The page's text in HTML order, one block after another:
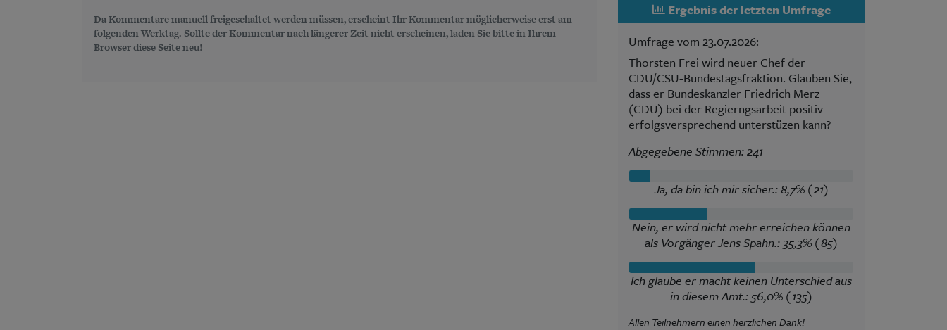
Da Kommentare manuell freigeschaltet werden müssen, erscheint Ihr Kommentar möglicherweise erst am
folgenden Werktag. Sollte der Kommentar nach längerer Zeit nicht erscheinen, laden Sie bitte in Ihrem
Browser diese Seite neu!
Ergebnis der letzten Umfrage
Umfrage vom 23.07.2026:
Thorsten Frei wird neuer Chef der
CDU/CSU-Bundestagsfraktion. Glauben Sie,
dass er Bundeskanzler Friedrich Merz
(CDU) bei der Regierngsarbeit positiv
erfolgsversprechend unterstüzen kann?
Abgegebene Stimmen: 241
Ja, da bin ich mir sicher.: 8,7% (21)
Nein, er wird nicht mehr erreichen können
als Vorgänger Jens Spahn.: 35,3% (85)
Ich glaube er macht keinen Unterschied aus
in diesem Amt.: 56,0% (135)
Allen Teilnehmern einen herzlichen Dank!